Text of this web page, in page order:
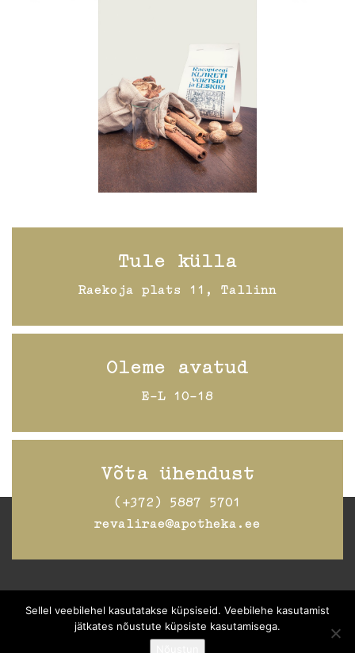
Tule külla
Raekoja plats 11, Tallinn
Oleme avatud
E-L 10-18
Võta ühendust
(+372) 5887 5701
revalirae@apotheka.ee
Jälgi Raeapteeki Facebookis
Sellel veebilehel kasutatakse küpsiseid. Veebilehe kasutamist
jätkates nõustute küpsiste kasutamisega.